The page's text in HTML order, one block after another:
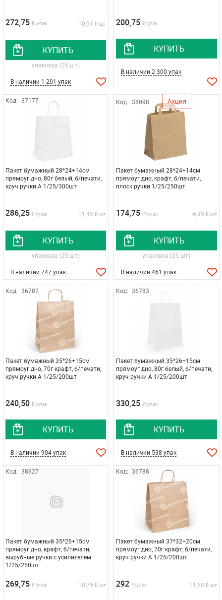
272,75 ₽/упак 10,91 ₽/шт
КУПИТЬ
упаковка (25 шт)
В наличии 1 201 упак
200,75 ₽/упак
КУПИТЬ
В наличии 2 300 упак
Код: 37177
Пакет бумажный 28*24+14см
прямоуг дно, 80г белый, б/печати,
круч ручки A 1/25/300шт
286,25 ₽/упак 11,45 ₽/шт
КУПИТЬ
упаковка (25 шт)
В наличии 747 упак
Код: 38098 Акция
Пакет бумажный 28*24+14см
прямоуг дно, крафт, б/печати,
плоск ручки 1/25/250шт
174,75 ₽/упак 6,99 ₽/шт
КУПИТЬ
упаковка (25 шт)
В наличии 461 упак
Код: 36787
Пакет бумажный 35*26+15см
прямоуг дно, 70г крафт, б/печати,
круч ручки A 1/25/200шт
240,50 ₽/упак
КУПИТЬ
В наличии 904 упак
Код: 36783
Пакет бумажный 35*26+15см
прямоуг дно, 80г белый, б/печати,
круч ручки A 1/25/200шт
330,25 ₽/упак
КУПИТЬ
В наличии 538 упак
Код: 38927
Пакет бумажный 35*26+15см
прямоуг дно, крафт, б/печати,
вырубные ручки с усилителем
1/25/250шт
269,75 ₽/упак 10,79 ₽/шт
Код: 36788
Пакет бумажный 37*32+20см
прямоуг дно, 70г крафт, б/печати,
круч ручки A 1/25/200шт
292 ₽/упак 11,68 ₽/шт